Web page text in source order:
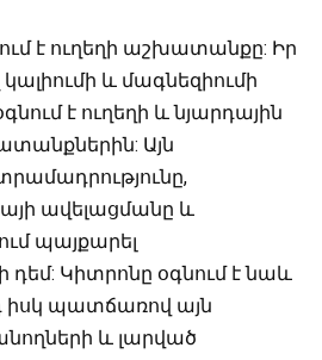
է ուղեղի աշխատանքը: Իր
և մագնեզիումի
է ուղեղի և նյարդային
Այն
ավելացմանը և
պայքարել
դեմ: Կիտրոնը օգնում է նաև
իսկ պատճառով այն
և լարված